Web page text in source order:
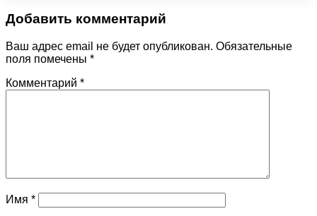
Добавить комментарий
Ваш адрес email не будет опубликован. Обязательные
поля помечены *
Комментарий *
Имя *